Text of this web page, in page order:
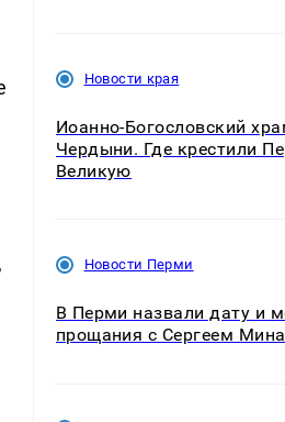
Новости края
Иоанно-Богословский
Чердыни. Где крестили
Великую
Новости Перми
В Перми назвали дату и
прощания с Сергеем